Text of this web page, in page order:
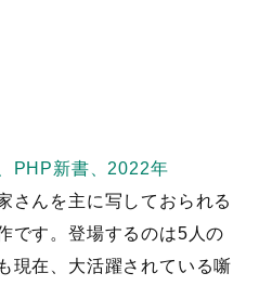
PHP新書、2022年
さんを主に写しておられる
です。登場するのは5人の
現在、大活躍されている噺